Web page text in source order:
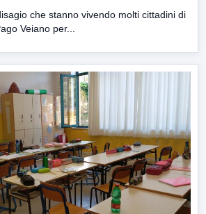
che stanno vivendo molti cittadini di
Veiano per...